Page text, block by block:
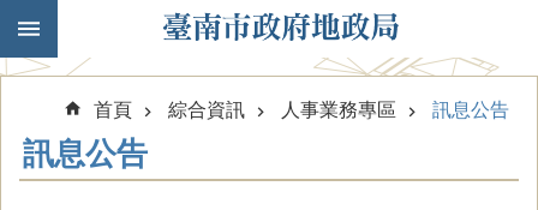
跳到主要內容區塊
首頁 綜合資訊 人事業務專區 訊息公告
訊息公告